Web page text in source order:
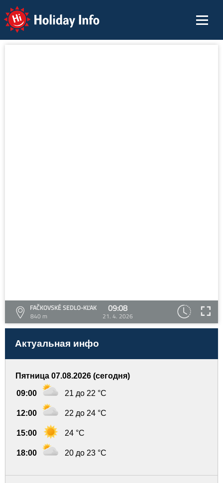
Holiday Info
FAČKOVSKÉ SEDLO-KĽAK
840 m
09:08
21. 4. 2026
Актуальная инфо
Пятница 07.08.2026 (сегодня)
09:00 21 до 22 °C
12:00 22 до 24 °C
15:00 24 °C
18:00 20 до 23 °C